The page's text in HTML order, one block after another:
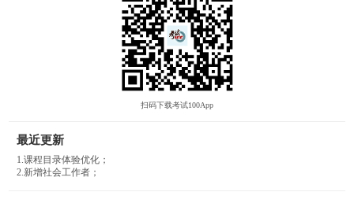
扫码下载考试100App
最近更新
1.课程目录体验优化；
2.新增社会工作者；